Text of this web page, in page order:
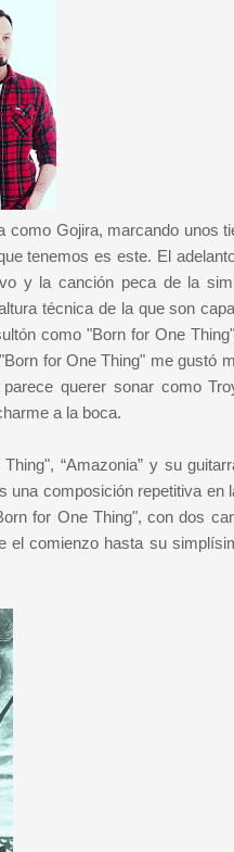
como Gojira, marcando unos
tenemos es este. El
y la canción peca de la
técnica de la que son
como "Born for One
for One Thing" me gustó
querer sonar como
a la boca.
“Amazonia” y su
una composición repetitiva en
for One Thing", con dos
el comienzo hasta su